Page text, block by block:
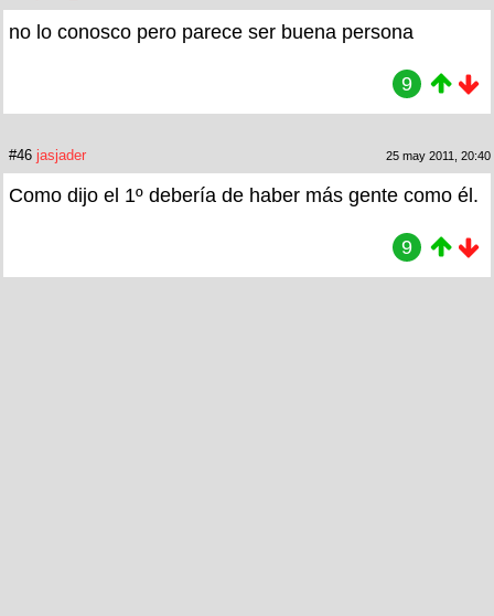
no lo conosco pero parece ser buena persona
9
#46 jasjader 25 may 2011, 20:40
Como dijo el 1º debería de haber más gente como él.
9